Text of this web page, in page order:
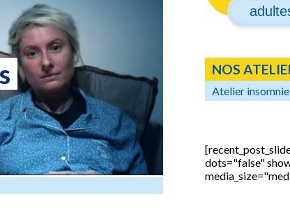
NOS
Atelier insomnie
dots="false"